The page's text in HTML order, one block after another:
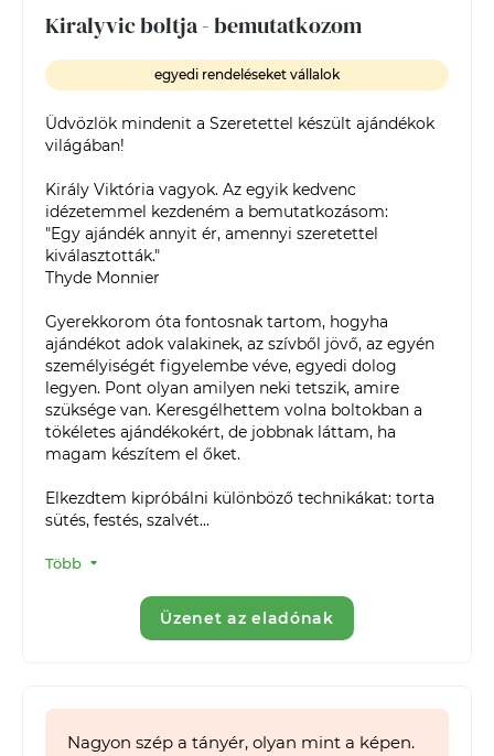
Kiralyvic boltja - bemutatkozom
egyedi rendeléseket vállalok
Üdvözlök mindenit a Szeretettel készült ajándékok
világában!
Király Viktória vagyok. Az egyik kedvenc
idézetemmel kezdeném a bemutatkozásom:
"Egy ajándék annyit ér, amennyi szeretettel
kiválasztották."
Thyde Monnier
Gyerekkorom óta fontosnak tartom, hogyha
ajándékot adok valakinek, az szívből jövő, az egyén
személyiségét figyelembe véve, egyedi dolog
legyen. Pont olyan amilyen neki tetszik, amire
szüksége van. Keresgélhettem volna boltokban a
tökéletes ajándékokért, de jobbnak láttam, ha
magam készítem el őket.
Elkezdtem kipróbálni különböző technikákat: torta
sütés, festés, szalvét...
Több
Üzenet az eladónak
Nagyon szép a tányér, olyan mint a képen.